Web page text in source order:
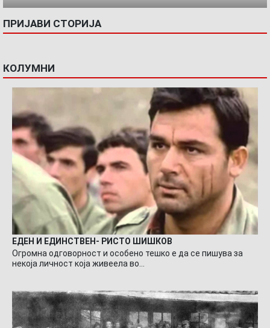
ПРИЈАВИ СТОРИЈА
КОЛУМНИ
ЕДЕН И ЕДИНСТВЕН- РИСТО ШИШКОВ
Огромна одговорност и особено тешко е да се пишува за
некоја личност која живеела во…